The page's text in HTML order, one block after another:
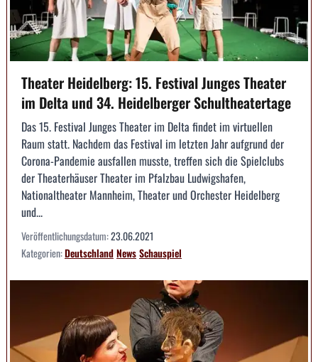
Theater Heidelberg: 15. Festival Junges Theater
im Delta und 34. Heidelberger Schultheatertage
Das 15. Festival Junges Theater im Delta findet im virtuellen
Raum statt. Nachdem das Festival im letzten Jahr aufgrund der
Corona-Pandemie ausfallen musste, treffen sich die Spielclubs
der Theaterhäuser Theater im Pfalzbau Ludwigshafen,
Nationaltheater Mannheim, Theater und Orchester Heidelberg
und...
Veröffentlichungsdatum:23.06.2021
Kategorien:DeutschlandNewsSchauspiel